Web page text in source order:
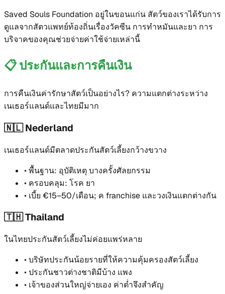
Saved Souls Foundation อยู่ในขอนแก่น สัตว์ของเราได้รับการ
ดูแลจากสัตวแพทย์ท้องถิ่นเรื่องวัคซีน การทำหมันและยา การ
บริจาคของคุณช่วยจ่ายค่าใช้จ่ายเหล่านี้
📋ประกันและการคืนเงิน
การคืนเงินค่ารักษาสัตว์เป็นอย่างไร? ความแตกต่างระหว่าง
เนเธอร์แลนด์และไทยมีมาก
🇳🇱 Nederland
เนเธอร์แลนด์มีตลาดประกันสัตว์เลี้ยงกว้างขวาง
•พื้นฐาน: อุบัติเหตุ บางครั้งศัลยกรรม
• ครอบคลุม: โรค ยา
• เบี้ย €15–50/เดือน; ค franchise และวงเงินแตกต่างกัน
🇹🇭 Thailand
ในไทยประกันสัตว์เลี้ยงไม่ค่อยแพร่หลาย
•บริษัทประกันน้อยรายที่ให้ความคุ้มครองสัตว์เลี้ยง
•ประกันชาวต่างชาติมีบ้าง แพง
• เจ้าของส่วนใหญ่จ่ายเอง ค่าต่ำจึงสำคัญ